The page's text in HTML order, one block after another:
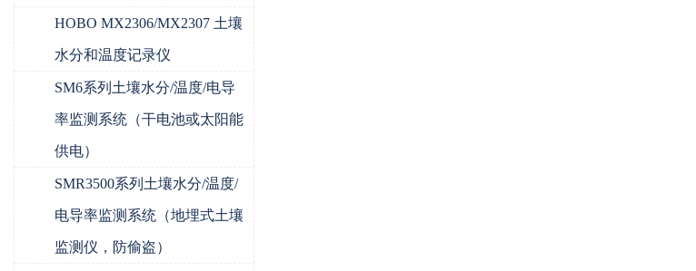
HOBO MX2306/MX2307 土壤
水分和温度记录仪
SM6系列土壤水分/温度/电导
率监测系统（干电池或太阳能
供电）
SMR3500系列土壤水分/温度/
电导率监测系统（地埋式土壤
监测仪，防偷盗）